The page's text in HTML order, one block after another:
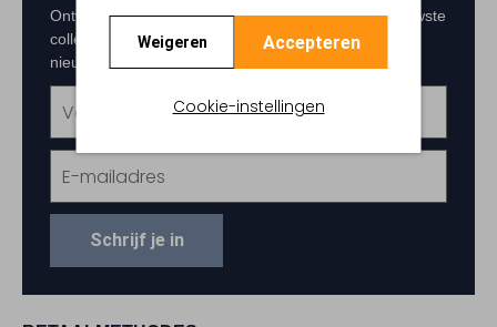
Weigeren Accepteren
Cookie-instellingen
Ontvang als eerste exclusieve updates over de nieuwste
collecties, acties en events. Schrijf je in voor de
nieuwsbrief en maak kans op € 150,- shoptegoed.
Schrijf je in